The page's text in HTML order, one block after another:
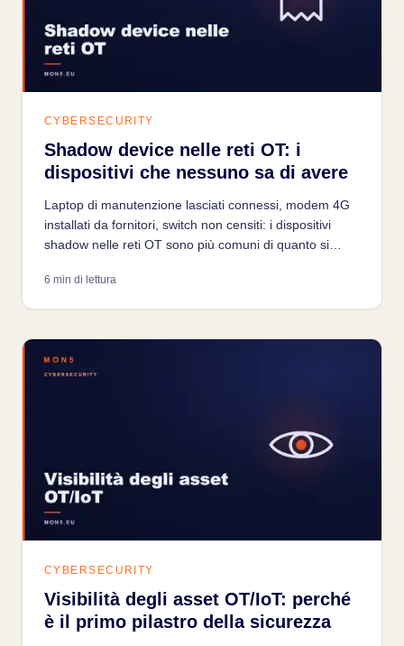
CYBERSECURITY
Shadow device nelle reti OT: i
dispositivi che nessuno sa di avere
Laptop di manutenzione lasciati connessi, modem 4G
installati da fornitori, switch non censiti: i dispositivi
shadow nelle reti OT sono più comuni di quanto si
sicurezza.
6 min di lettura
CYBERSECURITY
Visibilità degli asset OT/IoT: perché
è il primo pilastro della sicurezza